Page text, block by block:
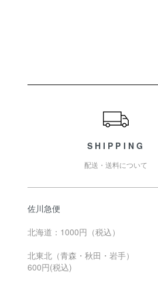
SHIPPING
配送・送料について
佐川急便
北海道：1000円（税込）
北東北（青森・秋田・岩手）
600円(税込)